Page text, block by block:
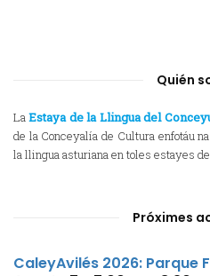
Quién
LaEstaya de la Llingua del
de la Conceyalía de Cultura enfotáu
la llingua asturiana en toles estayes
Próximes
CaleyAvilés 2026: Parque